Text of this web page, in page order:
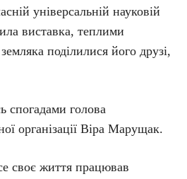
універсальній науковій
виставка, теплими
поділилися його друзі,
спогадами голова
організації Віра Марущак.
своє життя працював